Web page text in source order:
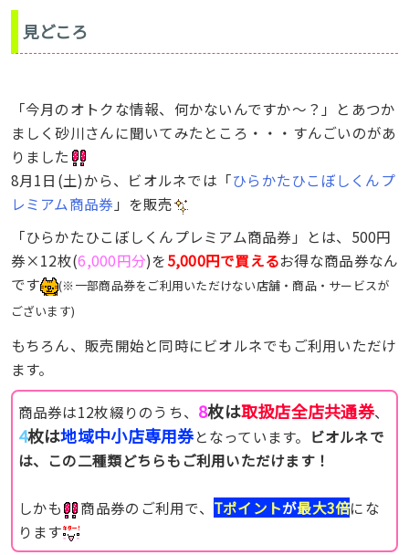
見どころ
「今月のオトクな情報、何かないんですか〜？」とあつか
ましく砂川さんに聞いてみたところ・・・すんごいのがあ
りました
8月1日(土)から、ビオルネでは「ひらかたひこぼしくんプ
レミアム商品券 」を販売
「ひらかたひこぼしくんプレミアム商品券」とは、500円
券×12枚(6,000円分)を5,000円で買えるお得な商品券なん
です
(※一部商品券をご利用いただけない店舗・商品・サービスが
ございます)
もちろん、販売開始と同時にビオルネでもご利用いただけ
ます。
商品券は12枚綴りのうち、 8枚は取扱店全店共通券、
4枚は地域中小店専用券となっています。 ビオルネで
は、この二種類どちらもご利用いただけます！
しかも 商品券のご利用で、 Tポイントが最大3倍にな
ります